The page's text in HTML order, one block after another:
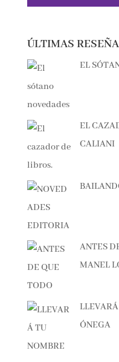
ÚLTIMAS
EL
EL
CALIANI
ANTES
MANEL
ÓNEGA